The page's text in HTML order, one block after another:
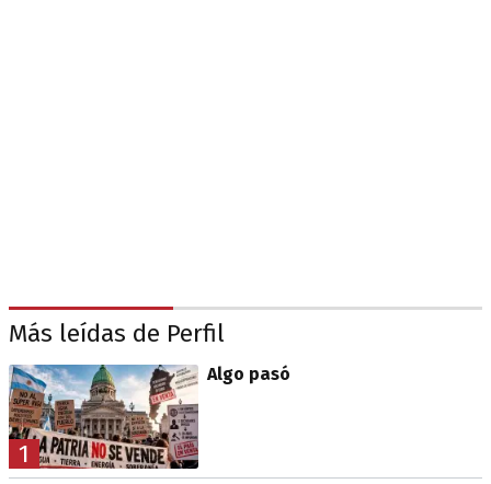
Más leídas de Perfil
1
Algo pasó